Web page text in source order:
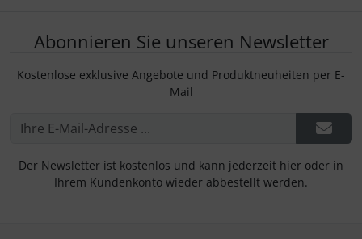
Abonnieren Sie unseren Newsletter
Kostenlose exklusive Angebote und Produktneuheiten per E-
Mail
Der Newsletter ist kostenlos und kann jederzeit hier oder in
Ihrem Kundenkonto wieder abbestellt werden.